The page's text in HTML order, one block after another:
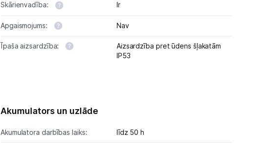
Skārienvadība: Ir
Apgaismojums: Nav
Īpaša aizsardzība:
Aizsardzība pret ūdens šļakatām
IP53
Akumulators un uzlāde
Akumulatora darbības laiks: līdz 50 h